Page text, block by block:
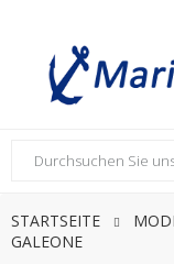
STARTSEITE
GALEONE